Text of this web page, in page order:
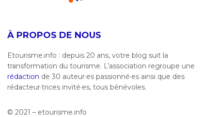
À PROPOS DE NOUS
Etourisme.info : depuis 20 ans, votre blog suit la
transformation du tourisme. L’association regroupe une
rédaction de 30 auteur·es passionné·es ainsi que des
rédacteur·trices invité·es, tous bénévoles.
© 2021 – etourisme.info